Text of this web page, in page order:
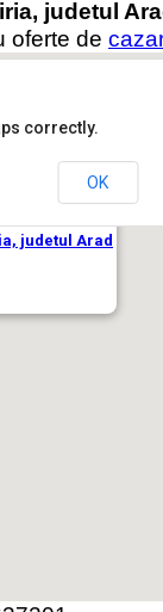
judetul
oferte de